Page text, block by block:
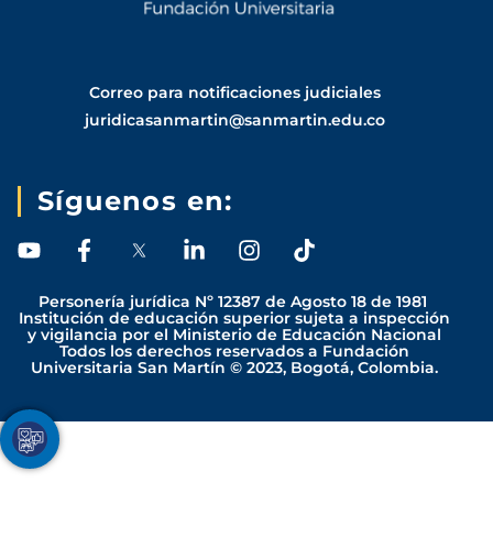
Correo para notificaciones judiciales
juridicasanmartin@sanmartin.edu.co
Síguenos en:
Y
u
t
u
b
F
c
e
b
o
L
n
k
e
d
I
s
t
a
g
T
k
t
o
k
Personería jurídica Nº 12387 de Agosto 18 de 1981
Institución de educación superior sujeta a inspección
y vigilancia por el Ministerio de Educación Nacional
Todos los derechos reservados a Fundación
Universitaria San Martín © 2023, Bogotá, Colombia.
Youtube
Facebook
Twitter
TikTok
Instagram